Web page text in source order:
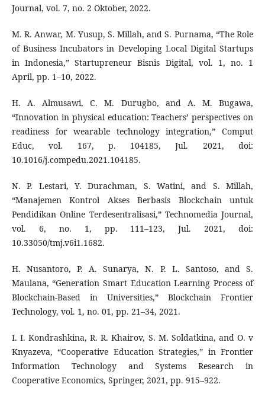
Journal, vol. 7, no. 2 Oktober, 2022.
M. R. Anwar, M. Yusup, S. Millah, and S. Purnama, “The Role
of Business Incubators in Developing Local Digital Startups
in Indonesia,” Startupreneur Bisnis Digital, vol. 1, no. 1
April, pp. 1–10, 2022.
H. A. Almusawi, C. M. Durugbo, and A. M. Bugawa,
“Innovation in physical education: Teachers’ perspectives on
readiness for wearable technology integration,” Comput
Educ, vol. 167, p. 104185, Jul. 2021, doi:
10.1016/j.compedu.2021.104185.
N. P. Lestari, Y. Durachman, S. Watini, and S. Millah,
“Manajemen Kontrol Akses Berbasis Blockchain untuk
Pendidikan Online Terdesentralisasi,” Technomedia Journal,
vol. 6, no. 1, pp. 111–123, Jul. 2021, doi:
10.33050/tmj.v6i1.1682.
H. Nusantoro, P. A. Sunarya, N. P. L. Santoso, and S.
Maulana, “Generation Smart Education Learning Process of
Blockchain-Based in Universities,” Blockchain Frontier
Technology, vol. 1, no. 01, pp. 21–34, 2021.
I. I. Kondrashkina, R. R. Khairov, S. M. Soldatkina, and O. v
Knyazeva, “Cooperative Education Strategies,” in Frontier
Information Technology and Systems Research in
Cooperative Economics, Springer, 2021, pp. 915–922.